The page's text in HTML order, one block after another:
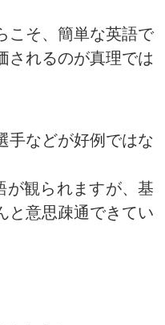
です。
イティブの
うですが、
れば世界で通
の山中教授